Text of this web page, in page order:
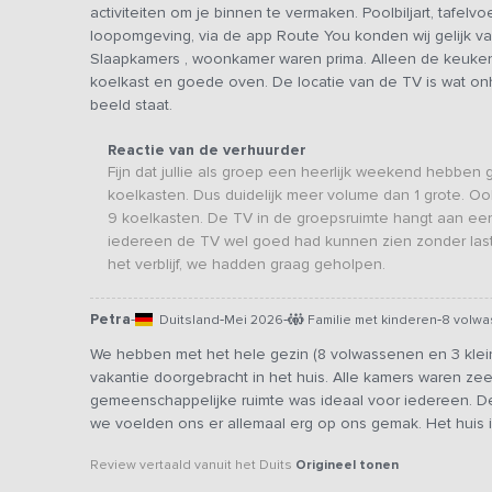
activiteiten om je binnen te vermaken. Poolbiljart,
loopomgeving, via de app Route You konden wij gelijk
Slaapkamers , woonkamer waren prima. Alleen de
koelkast en goede oven. De locatie van de TV is wat
beeld staat.
Reactie van de verhuurder
Fijn dat jullie als groep een heerlijk weekend hebben
koelkasten. Dus duidelijk meer volume dan 1 grote.
9 koelkasten. De TV in de groepsruimte hangt aan
iedereen de TV wel goed had kunnen zien zonder
het verblijf, we hadden graag geholpen.
Petra- Duitsland-Mei 2026- Familie met kinderen-8
We hebben met het hele gezin (8 volwassenen en 3
vakantie doorgebracht in het huis. Alle kamers waren
gemeenschappelijke ruimte was ideaal voor iedereen.
we voelden ons er allemaal erg op ons gemak. Het huis
Review vertaald vanuit het Duits Origineel tonen